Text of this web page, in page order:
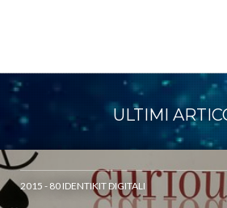
ULTIMI
2015 - 80 IDENTIKIT DIGITALI